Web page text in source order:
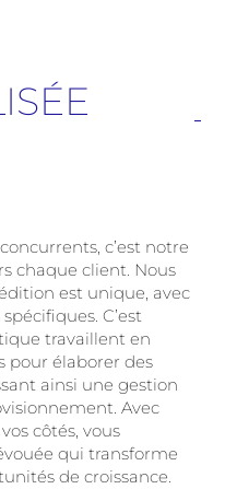
c’est notre
chaque client. Nous
est unique, avec
C’est
travaillent en
pour élaborer des
ainsi une gestion
Avec
côtés, vous
qui transforme
de croissance.